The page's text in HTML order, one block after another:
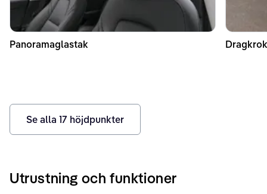
Panoramaglastak
Se alla 17 höjdpunkter
Utrustning och funktioner